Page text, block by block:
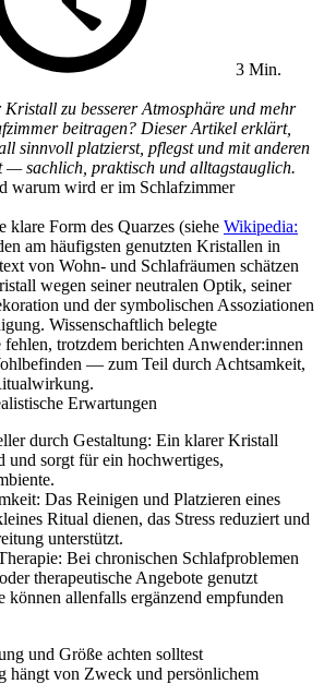
3 Min.
Kristall zu besserer Atmosphäre und mehr
beitragen? Dieser Artikel erklärt,
sinnvoll platzierst, pflegst und mit anderen
— sachlich, praktisch und alltagstauglich.
warum wird er im Schlafzimmer
klare Form des Quarzes (siehe Wikipedia:
am häufigsten genutzten Kristallen in
von Wohn- und Schlafräumen schätzen
wegen seiner neutralen Optik, seiner
und der symbolischen Assoziationen
Wissenschaftlich belegte
trotzdem berichten Anwender:innen
— zum Teil durch Achtsamkeit,
Erwartungen
durch Gestaltung: Ein klarer Kristall
und sorgt für ein hochwertiges,
Das Reinigen und Platzieren eines
Ritual dienen, das Stress reduziert und
unterstützt.
Bei chronischen Schlafproblemen
therapeutische Angebote genutzt
können allenfalls ergänzend empfunden
und Größe achten solltest
hängt von Zweck und persönlichem